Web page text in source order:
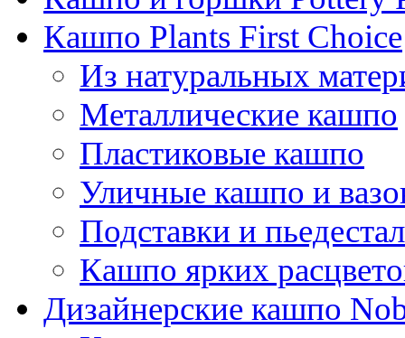
Кашпо Plants First Choice
Из натуральных
Металлические кашпо
Пластиковые кашпо
Уличные кашпо и
Подставки и
Кашпо ярких
Дизайнерские кашпо